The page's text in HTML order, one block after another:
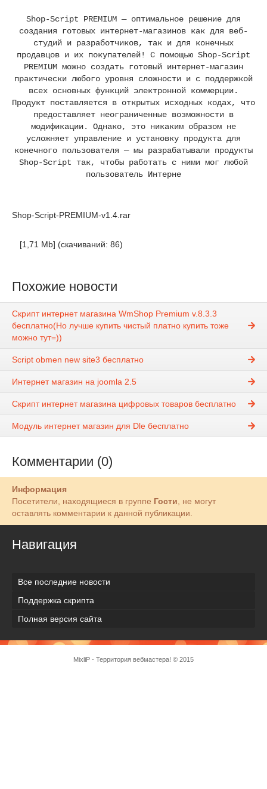
Shop-Script PREMIUM — оптимальное решение для
создания готовых интернет-магазинов как для веб-
студий и разработчиков, так и для конечных
продавцов и их покупателей! С помощью Shop-Script
PREMIUM можно создать готовый интернет-магазин
практически любого уровня сложности и с поддержкой
всех основных функций электронной коммерции.
Продукт поставляется в открытых исходных кодах, что
предоставляет неограниченные возможности в
модификации. Однако, это никаким образом не
усложняет управление и установку продукта для
конечного пользователя — мы разрабатывали продукты
Shop-Script так, чтобы работать с ними мог любой
пользователь Интерне
Shop-Script-PREMIUM-v1.4.rar
[1,71 Mb] (cкачиваний: 86)
Похожие новости
Скрипт интернет магазина WmShop Premium v.8.3.3
бесплатно(Но лучше купить чистый платно купить тоже
можно тут=))
Script obmen new site3 бесплатно
Интернет магазин на joomla 2.5
Скрипт интернет магазина цифровых товаров бесплатно
Модуль интернет магазин для Dle бесплатно
Комментарии (0)
Информация
Посетители, находящиеся в группе Гости, не могут
оставлять комментарии к данной публикации.
Навигация
Все последние новости
Поддержка скрипта
Полная версия сайта
MixliP - Территория вебмастера! © 2015